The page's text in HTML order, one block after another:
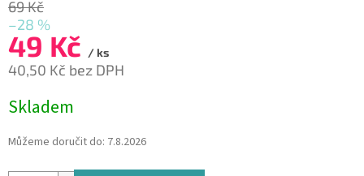
69 Kč
–28 %
49 Kč / ks
40,50 Kč bez DPH
cena:
Skladem
Můžeme doručit do: 7.8.2026